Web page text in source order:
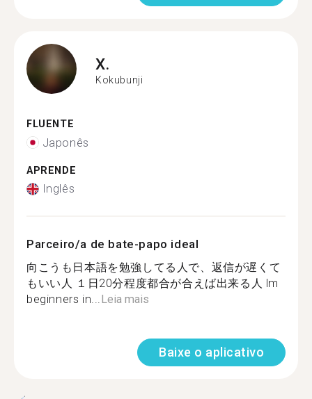
X.
Kokubunji
FLUENTE
Japonês
APRENDE
Inglês
Parceiro/a de bate-papo ideal
向こうも日本語を勉強してる人で、返信が遅くて
もいい人 １日20分程度都合が合えば出来る人 lm
beginners in...Leia mais
Baixe o aplicativo